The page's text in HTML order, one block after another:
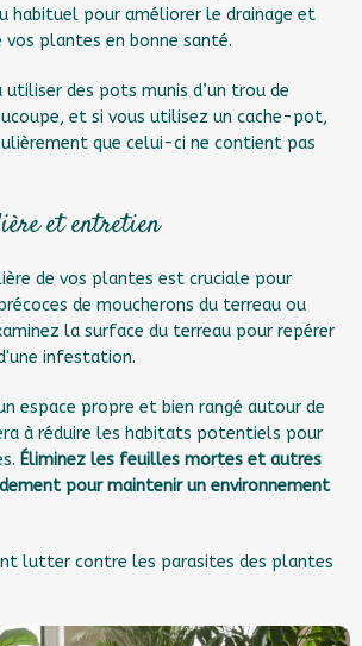
habituel pour améliorer le drainage et
vos plantes en bonne santé.
utiliser des pots munis d’un trou de
et si vous utilisez un cache-pot,
que celui-ci ne contient pas
et entretien
de vos plantes est cruciale pour
de moucherons du terreau ou
la surface du terreau pour repérer
infestation.
espace propre et bien rangé autour de
à réduire les habitats potentiels pour
Éliminez les feuilles mortes et autres
pour maintenir un environnement
lutter contre les parasites des plantes